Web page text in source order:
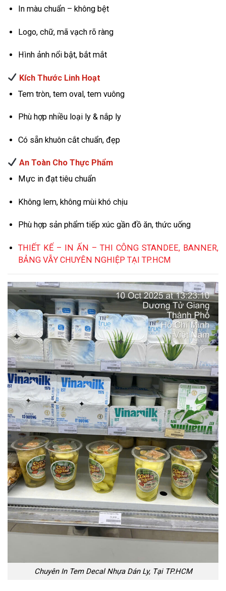
In màu chuẩn – không bệt
Logo, chữ, mã vạch rõ ràng
Hình ảnh nổi bật, bắt mắt
Kích Thước Linh Hoạt
Tem tròn, tem oval, tem vuông
Phù hợp nhiều loại ly & nắp ly
Có sẵn khuôn cắt chuẩn, đẹp
An Toàn Cho Thực Phẩm
Mực in đạt tiêu chuẩn
Không lem, không mùi khó chịu
Phù hợp sản phẩm tiếp xúc gần đồ ăn, thức uống
THIẾT KẾ – IN ẤN – THI CÔNG STANDEE, BANNER,
BẢNG VẪY CHUYÊN NGHIỆP TẠI TP.HCM
Chuyên In Tem Decal Nhựa Dán Ly, Tại TP.HCM